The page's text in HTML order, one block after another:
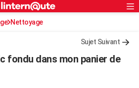
S'inscrire
Connexion
Nettoyage
Sujet Suivant
fondu dans mon panier de